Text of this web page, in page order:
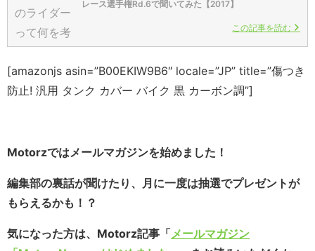
レース選手権Rd.6で聞いてみた【2017】
この記事を読む
[amazonjs asin=”B00EKIW9B6″ locale=”JP” title=”傷つき
防止! 汎用 タンク カバー バイク 黒 カーボン調”]
Motorzではメールマガジンを始めました！
編集部の裏話が聞けたり、月に一度は抽選でプレゼントが
もらえるかも！？
気になった方は、Motorz記事「メールマガジン